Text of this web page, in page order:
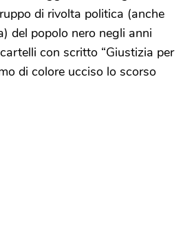
di rivolta politica (anche
del popolo nero negli anni
con scritto “Giustizia per
di colore ucciso lo scorso